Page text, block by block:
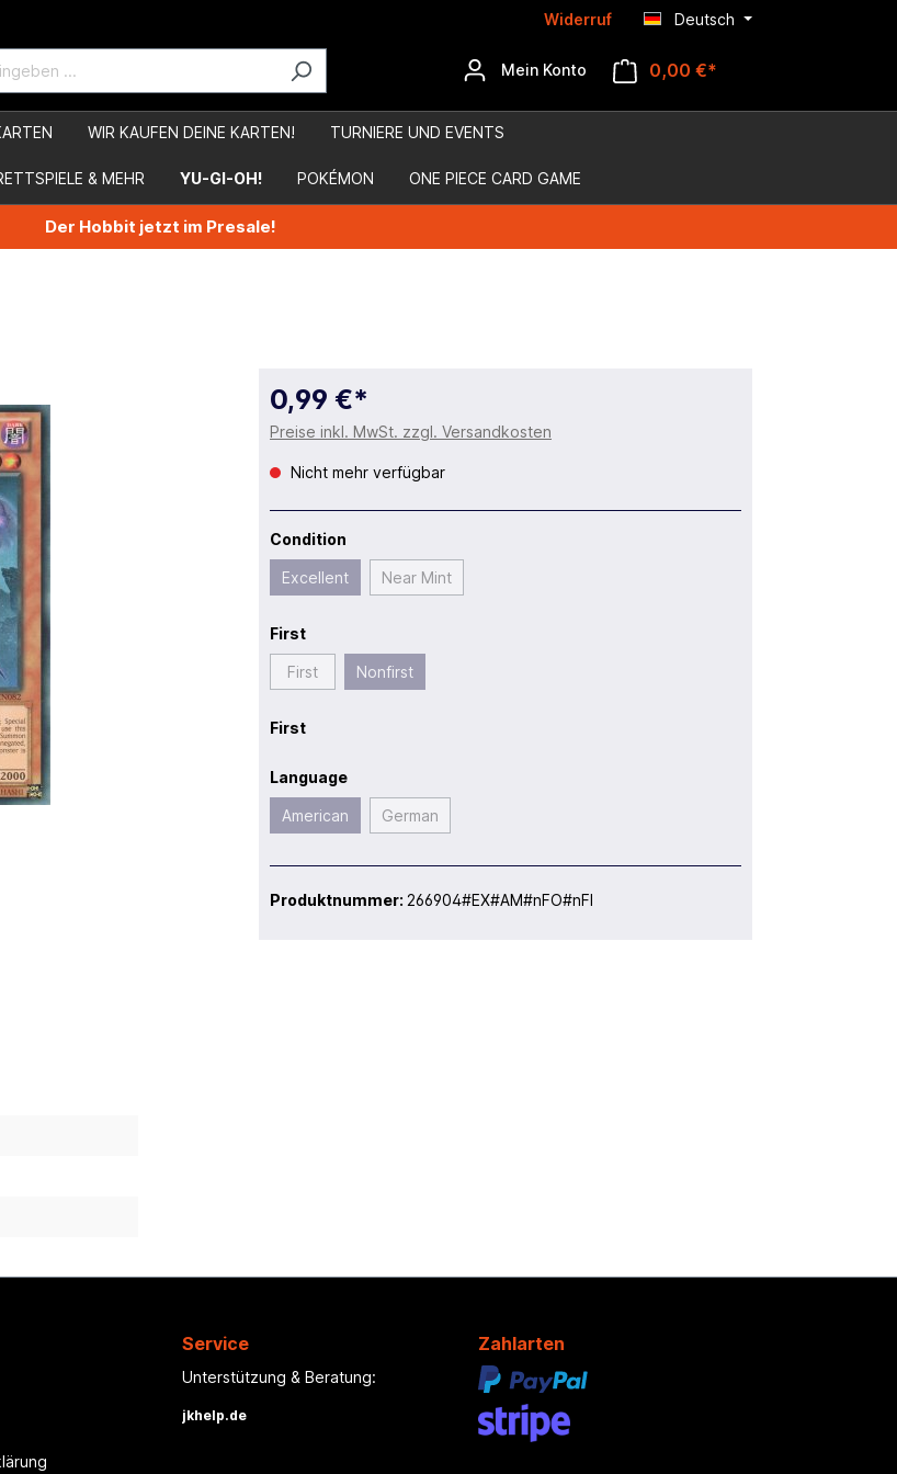
Widerruf Deutsch
Mein Konto 0,00 €*
WIR KAUFEN DEINE KARTEN! TURNIERE UND EVENTS
& MEHR YU-GI-OH! POKÉMON ONE PIECE CARD GAME
Der Hobbit jetzt im Presale!
0,99 €*
Preise inkl. MwSt. zzgl. Versandkosten
Nicht mehr verfügbar
Condition
Excellent Near Mint
First
First Nonfirst
First
Language
American German
Produktnummer: 266904#EX#AM#nFO#nFI
Service
Unterstützung & Beratung:
jkhelp.de
Zahlarten